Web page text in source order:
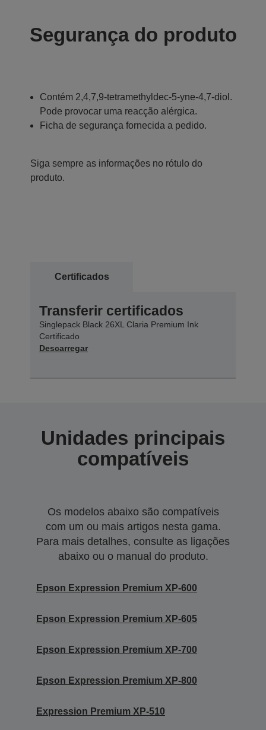
Segurança do produto
Contém 2,4,7,9-tetramethyldec-5-yne-4,7-diol.
Pode provocar uma reacção alérgica.
Ficha de segurança fornecida a pedido.
Siga sempre as informações no rótulo do
produto.
Certificados
Transferir certificados
Singlepack Black 26XL Claria Premium Ink
Certificado
Descarregar
Unidades principais
compatíveis
Os modelos abaixo são compatíveis
com um ou mais artigos nesta gama.
Para mais detalhes, consulte as ligações
abaixo ou o manual do produto.
Epson Expression Premium XP-600
Epson Expression Premium XP-605
Epson Expression Premium XP-700
Epson Expression Premium XP-800
Expression Premium XP-510